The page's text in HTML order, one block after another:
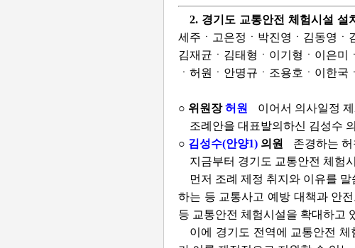
2. 경기도 교통안전 체험시설 설
세주ㆍ고은정ㆍ박진영ㆍ김동영ㆍ
김재균ㆍ김태형ㆍ이기형ㆍ이은미
ㆍ허원ㆍ안명규ㆍ조용호ㆍ이한국
○ 위원장허원
이어서 의사일정
조례안을 대표발의하신 김성수
○ 김성수(안양1) 의원
존경하는
지금부터 경기도 교통안전 체험
먼저 조례 제정 취지와 이유를
하는 등 교통사고 예방 대책과 안
등 교통안전 체험시설을 확대하고
이에 경기도 전역에 교통안전